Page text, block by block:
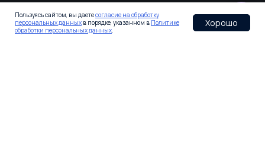
Пользуясь сайтом, вы даетесогласие на обработку
персональных данных в порядке, указанном в Политике
обработки персональных данных.
Хорошо